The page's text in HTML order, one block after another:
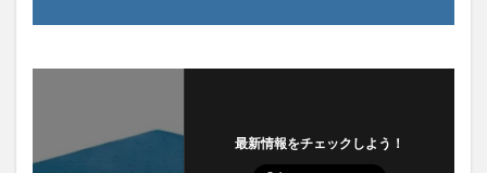
最新情報をチェックしよう！